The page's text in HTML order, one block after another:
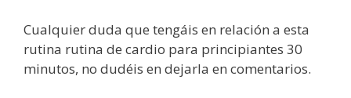
Cualquier duda que tengáis en relación a esta
rutina rutina de cardio para principiantes 30
minutos, no dudéis en dejarla en comentarios.